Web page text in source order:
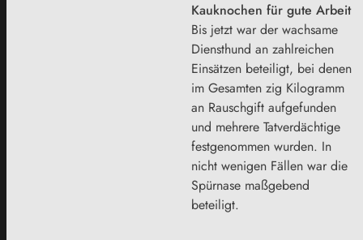
Kauknochen für gute Arbeit
Bis jetzt war der wachsame
Diensthund an zahlreichen
Einsätzen beteiligt, bei denen
im Gesamten zig Kilogramm
an Rauschgift aufgefunden
und mehrere Tatverdächtige
festgenommen wurden. In
nicht wenigen Fällen war die
Spürnase maßgebend
beteiligt.